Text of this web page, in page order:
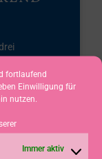
fortlaufend
Einwilligung für
nutzen.
Immer aktiv